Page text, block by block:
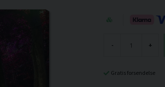
- +
Gratis forsendelse